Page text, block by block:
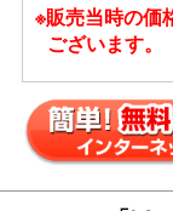
※販売当時の価
ございます。